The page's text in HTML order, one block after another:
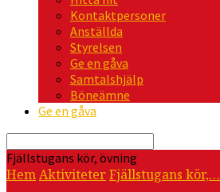
Kontaktpersoner
Anställda
Styrelsen
Ge en gåva
Samtalshjälp
Böneämne
Ge en gåva
Sök
Fjällstugans kör, övning
HemAktiviteterFjällstugans kör,…